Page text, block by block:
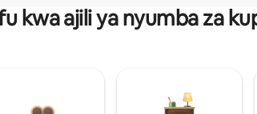
kwa ajili ya nyumba za